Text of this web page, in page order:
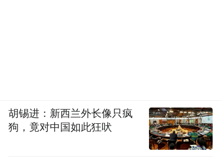
胡锡进：新西兰外长像只疯
狗，竟对中国如此狂吠